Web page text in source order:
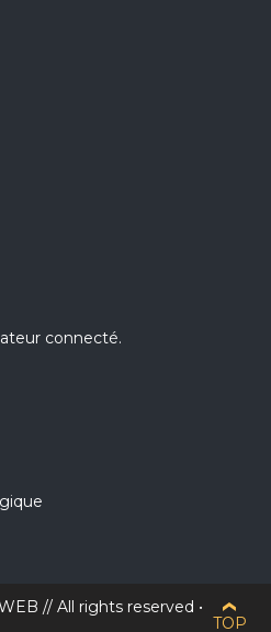
connecté.
// All rights reserved •
TOP